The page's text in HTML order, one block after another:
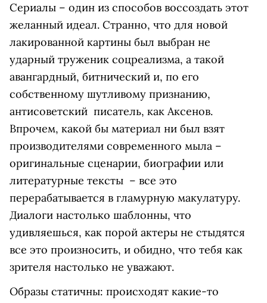
Сериалы – один из способов воссоздать этот
желанный идеал. Странно, что для новой
лакированной картины был выбран не
ударный труженик соцреализма, а такой
авангардный, битнический и, по его
собственному шутливому признанию,
антисоветский писатель, как Аксенов.
Впрочем, какой бы материал ни был взят
производителями современного мыла –
оригинальные сценарии, биографии или
литературные тексты – все это
перерабатывается в гламурную макулатуру.
Диалоги настолько шаблонны, что
удивляешься, как порой актеры не стыдятся
все это произносить, и обидно, что тебя как
зрителя настолько не уважают.
Образы статичны: происходят какие-то